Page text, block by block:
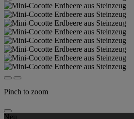
Pinch to zoom
Neu